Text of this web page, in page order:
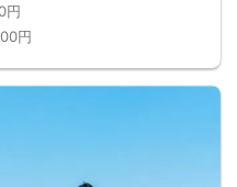
円
円